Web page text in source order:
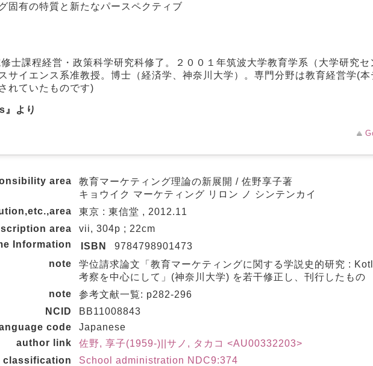
有の特質と新たなパースペクティブ
士課程経営・政策科学研究科修了。２００１年筑波大学教育学系（大学研究セ
サイエンス系准教授。博士（経済学、神奈川大学）。専門分野は教育経営学(
れていたものです)
』より
area
教育マーケティング理論の新展開 / 佐野享子著
キョウイク マーケティング リロン ノ シンテンカイ
東京 : 東信堂 , 2012.11
area
vii, 304p ; 22cm
Information
ISBN
9784798901473
note
学位請求論文「教育マーケティングに関する学説史的研究 :
考察を中心にして」(神奈川大学) を若干修正し、刊行したもの
note
参考文献一覧: p282-296
NCID
BB11008843
code
Japanese
author link
佐野, 享子(1959-)||サノ, タカコ <AU00332203>
classification
School administration NDC9:374